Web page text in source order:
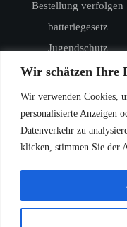
Wir schätzen Ihre
Wir verwenden Cookies,
personalisierte Anzeigen
Datenverkehr zu
klicken, stimmen Sie der
Bestellung verfolgen
batteriegesetz
Jugendschutz
RandM Digital Box
RandM Tornado
Vozol Star 20000
Vozol Star 40000